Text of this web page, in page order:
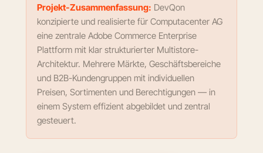
Projekt-Zusammenfassung: DevQon
konzipierte und realisierte für Computacenter AG
eine zentrale Adobe Commerce Enterprise
Plattform mit klar strukturierter Multistore-
Architektur. Mehrere Märkte, Geschäftsbereiche
und B2B-Kundengruppen mit individuellen
Preisen, Sortimenten und Berechtigungen — in
einem System effizient abgebildet und zentral
gesteuert.